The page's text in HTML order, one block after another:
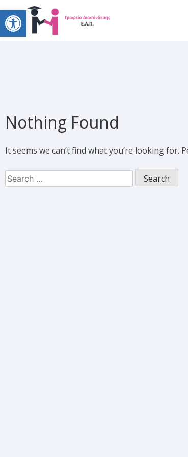
Open toolbar
Nothing Found
It seems we can’t find what you’re looking for.